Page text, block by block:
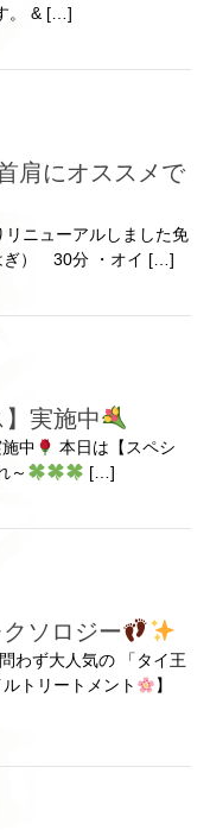
。 & […]
肩にオススメで
リニューアルしました免
ぎ） 30分 ・オイ […]
】実施中
中
本日は【スペシ
～ […]
ソロジー
わず大人気の 「タイ王
トリートメント
】